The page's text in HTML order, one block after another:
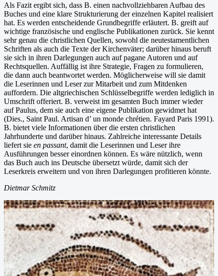
Als Fazit ergibt sich, dass B. einen nachvollziehbaren Aufbau des
Buches und eine klare Strukturierung der einzelnen Kapitel realisiert
hat. Es werden entscheidende Grundbegriffe erläutert. B. greift auf
wichtige französische und englische Publikationen zurück. Sie kennt
sehr genau die christlichen Quellen, sowohl die neutestamentlichen
Schriften als auch die Texte der Kirchenväter; darüber hinaus beruft
sie sich in ihren Darlegungen auch auf pagane Autoren und auf
Rechtsquellen. Auffällig ist ihre Strategie, Fragen zu formulieren,
die dann auch beantwortet werden. Möglicherweise will sie damit
die Leserinnen und Leser zur Mitarbeit und zum Mitdenken
auffordern. Die altgriechischen Schlüsselbegriffe werden lediglich in
Umschrift offeriert. B. verweist im gesamten Buch immer wieder
auf Paulus, dem sie auch eine eigene Publikation gewidmet hat
(Dies., Saint Paul. Artisan d’ un monde chrétien. Fayard Paris 1991).
B. bietet viele Informationen über die ersten christlichen
Jahrhunderte und darüber hinaus. Zahlreiche interessante Details
liefert sie en passant, damit die Leserinnen und Leser ihre
Ausführungen besser einordnen können. Es wäre nützlich, wenn
das Buch auch ins Deutsche übersetzt würde, damit sich der
Leserkreis erweitern und von ihren Darlegungen profitieren könnte.
Dietmar Schmitz